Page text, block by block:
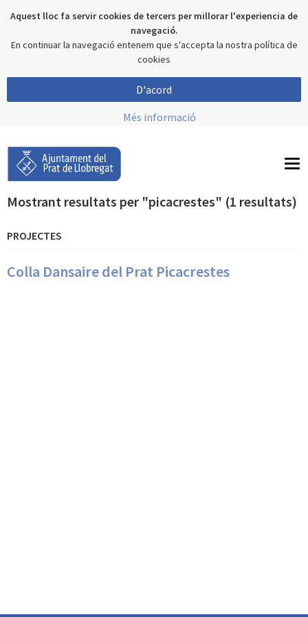
Aquest lloc fa servir cookies de tercers per millorar l'experiencia de
navegació.
En continuar la navegació entenem que s'accepta la nostra política de
cookies
D'acord
Més informació
Mostrant resultats per "picacrestes" (1 resultats)
PROJECTES
Colla Dansaire del Prat Picacrestes